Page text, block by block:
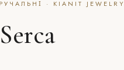
· KIANIT JEWELRY